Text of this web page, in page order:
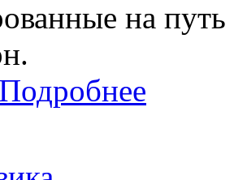
на
Подробнее